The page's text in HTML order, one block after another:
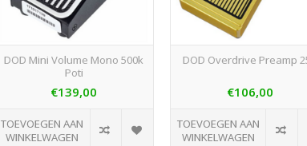
DOD Mini Volume Mono 500k
Poti
€139,00
TOEVOEGEN AAN
WINKELWAGEN
DOD Overdrive Preamp
€106,00
TOEVOEGEN AAN
WINKELWAGEN